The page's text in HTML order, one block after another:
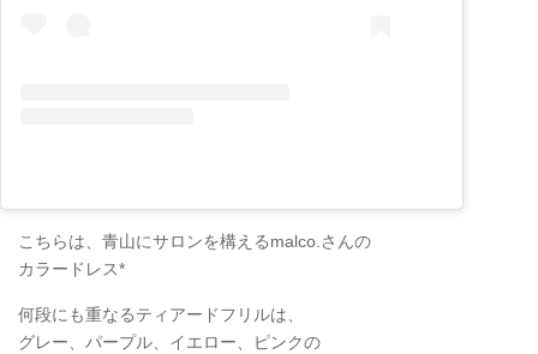
こちらは、青山にサロンを構えるmalco.さんの
カラードレス*
何段にも重なるティアードフリルは、
グレー、パープル、イエロー、ピンクの